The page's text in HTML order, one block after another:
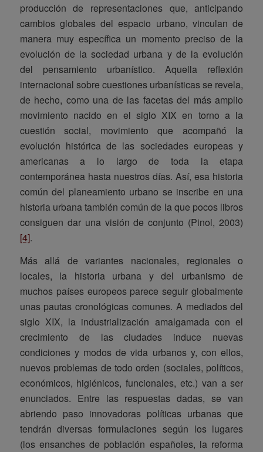
producción de representaciones que, anticipando
cambios globales del espacio urbano, vinculan de
manera muy específica un momento preciso de la
evolución de la sociedad urbana y de la evolución
del pensamiento urbanístico. Aquella reflexión
internacional sobre cuestiones urbanísticas se revela,
de hecho, como una de las facetas del más amplio
movimiento nacido en el siglo XIX en torno a la
cuestión social, movimiento que acompañó la
evolución histórica de las sociedades europeas y
americanas a lo largo de toda la etapa
contemporánea hasta nuestros días. Así, esa historia
común del planeamiento urbano se inscribe en una
historia urbana también común de la que pocos libros
consiguen dar una visión de conjunto (Pinol, 2003)
[4].
Más allá de variantes nacionales, regionales o
locales, la historia urbana y del urbanismo de
muchos países europeos parece seguir globalmente
unas pautas cronológicas comunes. A mediados del
siglo XIX, la industrialización amalgamada con el
crecimiento de las ciudades induce nuevas
condiciones y modos de vida urbanos y, con ellos,
nuevos problemas de todo orden (sociales, políticos,
económicos, higiénicos, funcionales, etc.) van a ser
enunciados. Entre las respuestas dadas, se van
abriendo paso innovadoras políticas urbanas que
tendrán diversas formulaciones según los lugares
(los ensanches de población españoles, la reforma